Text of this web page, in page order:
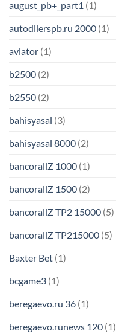
august_pb+_part1 (1)
autodilerspb.ru 2000 (1)
aviator (1)
b2500 (2)
b2550 (2)
bahisyasal (3)
bahisyasal 8000 (2)
bancorallZ 1000 (1)
bancorallZ 1500 (2)
bancorallZ TP2 15000 (5)
bancorallZ TP215000 (5)
Baxter Bet (1)
bcgame3 (1)
beregaevo.ru 36 (1)
beregaevo.runews 120 (1)